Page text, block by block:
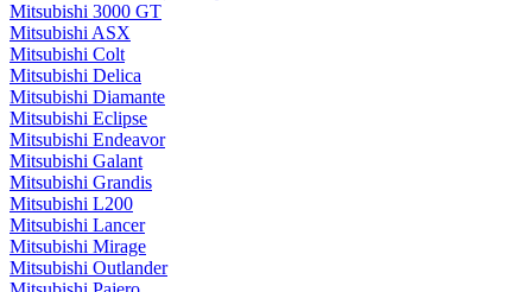
Mitsubishi 3000 GT
Mitsubishi ASX
Mitsubishi Colt
Mitsubishi Delica
Mitsubishi Diamante
Mitsubishi Eclipse
Mitsubishi Endeavor
Mitsubishi Galant
Mitsubishi Grandis
Mitsubishi L200
Mitsubishi Lancer
Mitsubishi Mirage
Mitsubishi Outlander